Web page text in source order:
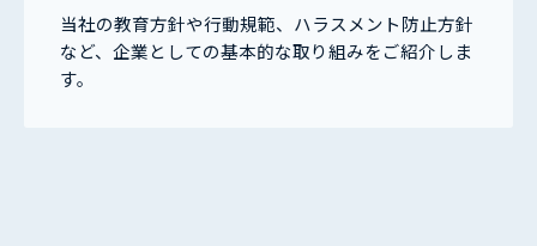
当社の教育方針や行動規範、ハラスメント防止方針
など、企業としての基本的な取り組みをご紹介しま
す。